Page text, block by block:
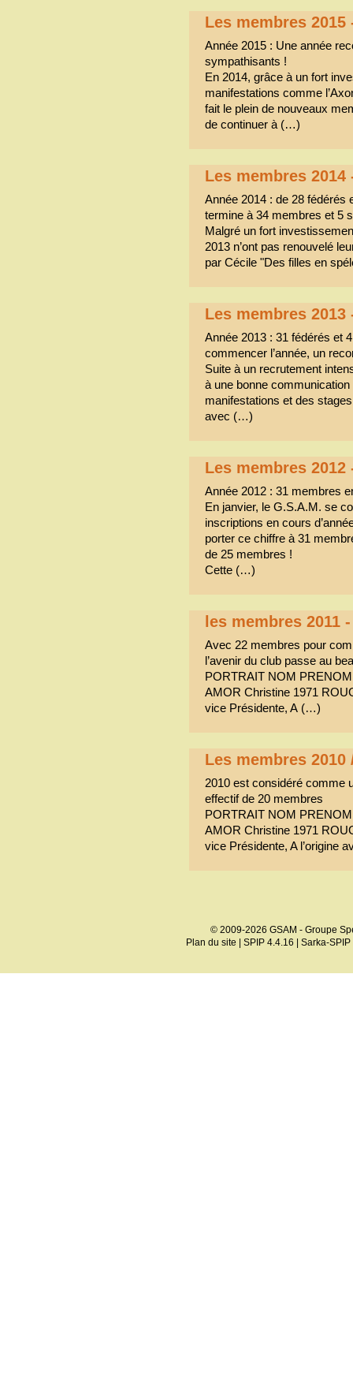
Les membres
Année 2015 : Une année
sympathisants !
En 2014, grâce à un fort
manifestations comme
fait le plein de nouveaux
de continuer à (…)
Les membres
Année 2014 : de 28 fédérés
termine à 34 membres et 5
Malgré un fort
2013 n’ont pas renouvelé
par Cécile "Des filles en
Les membres
Année 2013 : 31 fédérés et
commencer l’année, un
Suite à un recrutement
à une bonne
manifestations et des
avec (…)
Les membres
Année 2012 : 31 membres
En janvier, le G.S.A.M. se
inscriptions en cours
porter ce chiffre à 31
de 25 membres !
Cette (…)
les membres 2011
Avec 22 membres pour
l’avenir du club passe au
PORTRAIT NOM
AMOR Christine 1971
vice Présidente, A (…)
Les membres
2010 est considéré comme
effectif de 20 membres
PORTRAIT NOM
AMOR Christine 1971
vice Présidente, A l’origine
© 2009-2026 GSAM - Groupe
Plan du site
SPIP 4.4.16 Sarka-SPIP